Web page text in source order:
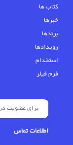
کتاب ها
خبرها
برندها
رویدادها
استخدام
فرم فیلر
اطلاعات تماس